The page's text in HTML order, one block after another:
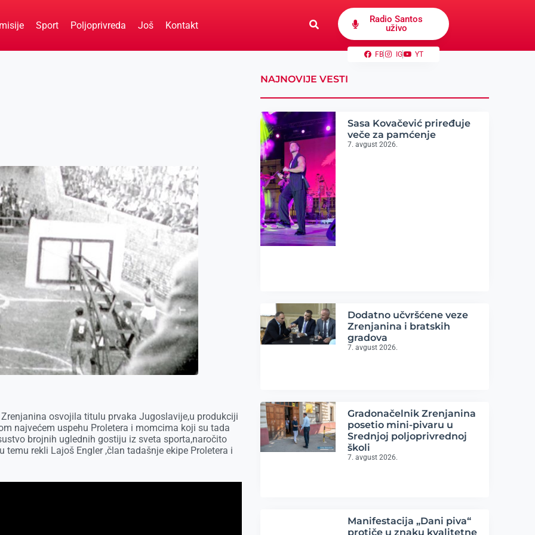
Sport Poljoprivreda Još Kontakt
Radio Santos
uživo
FB IG YT
osvojila titulu prvaka Jugoslavije,u produkciji
najvećem uspehu Proletera i momcima koji su tada
brojnih uglednih gostiju iz sveta sporta,naročito
rekli Lajoš Engler ,član tadašnje ekipe Proletera i
NAJNOVIJE VESTI
Sasa Kovačević priređuje
veče za pamćenje
7. avgust 2026.
Dodatno učvršćene veze
Zrenjanina i bratskih
gradova
7. avgust 2026.
Gradonačelnik Zrenjanina
posetio mini-pivaru u
Srednjoj poljoprivrednoj
školi
7. avgust 2026.
Manifestacija „Dani piva“
protiče u znaku kvalitetne